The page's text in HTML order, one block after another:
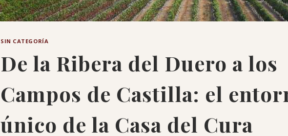
SIN CATEGORÍA
De la Ribera del Duero a los
Campos de Castilla: el
único de la Casa del Cura